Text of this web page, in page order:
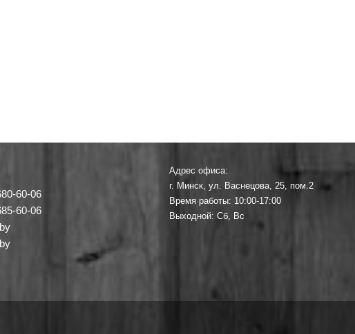
60-06
60-06
Адрес офиса:
г. Минск, ул. Васнецова, 25, пом.2
Время работы: 10:00-17:00
Выходной: Сб, Вс